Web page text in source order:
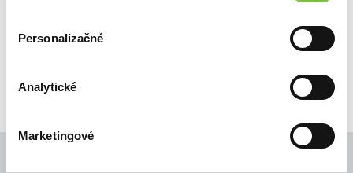
Personalizačné
Analytické
Marketingové
11,09€